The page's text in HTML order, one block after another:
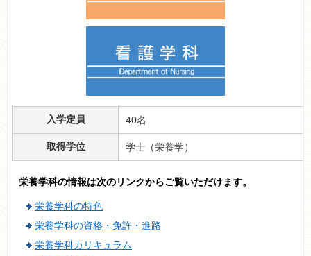
入学定員 40名
取得学位 学士（栄養学）
栄養学科の情報は次のリンクからご覧いただけます。
栄養学科の特色
栄養学科の資格・免許・進路
栄養学科カリキュラム